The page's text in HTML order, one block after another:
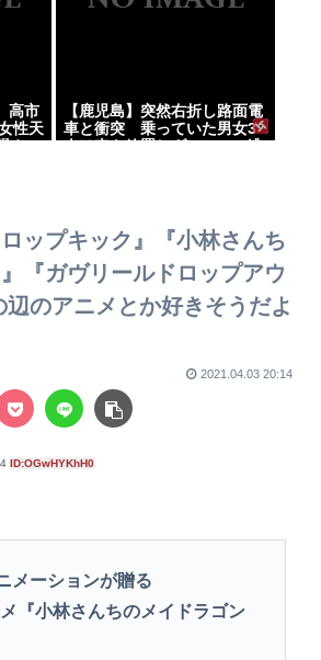
高市
性天
く
【鹿児島】突然右折し路面電
車と衝突 乗っていた男女3
人は車を放置しダッシュで逃
ロップキック』『小林さんち
『ガヴリールドロップアウ
辺のアニメとか好きそうだよ
2021.04.03 20:14
ID:OGwHYKhH0
メーションが贈る
『小林さんちのメイドラゴン